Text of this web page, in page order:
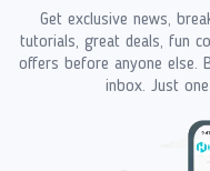
Get exclusive news,
tutorials, great deals, fun
offers before anyone else.
inbox. Just